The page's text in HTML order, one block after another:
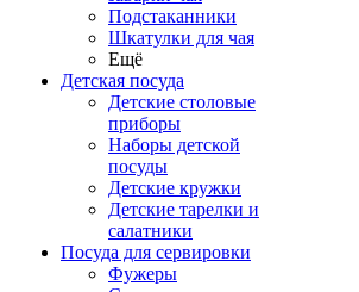
Подстаканники
Шкатулки для чая
Ещё
Детская посуда
Детские столовые
приборы
Наборы детской
посуды
Детские кружки
Детские тарелки и
салатники
Посуда для сервировки
Фужеры